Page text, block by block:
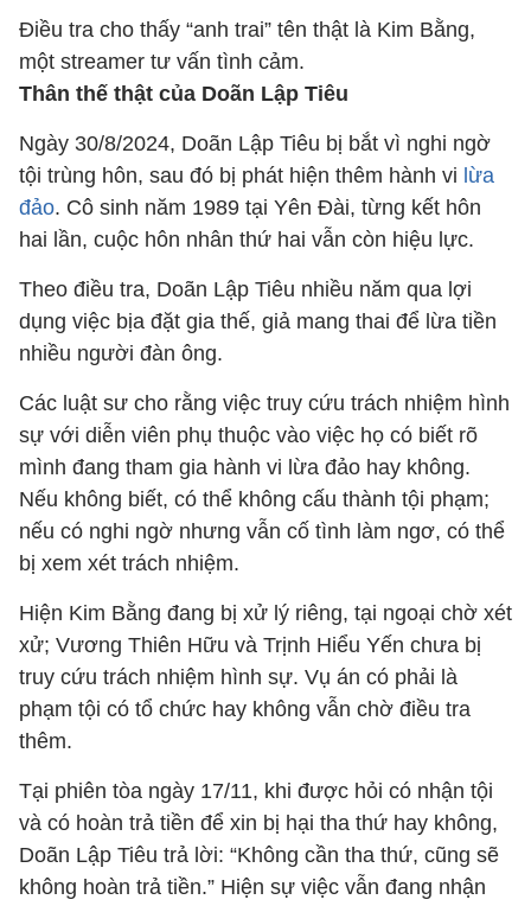
Điều tra cho thấy “anh trai” tên thật là Kim Bằng,
một streamer tư vấn tình cảm.
Thân thế thật của Doãn Lập Tiêu
Ngày 30/8/2024, Doãn Lập Tiêu bị bắt vì nghi ngờ
tội trùng hôn, sau đó bị phát hiện thêm hành vi lừa
đảo. Cô sinh năm 1989 tại Yên Đài, từng kết hôn
hai lần, cuộc hôn nhân thứ hai vẫn còn hiệu lực.
Theo điều tra, Doãn Lập Tiêu nhiều năm qua lợi
dụng việc bịa đặt gia thế, giả mang thai để lừa tiền
nhiều người đàn ông.
Các luật sư cho rằng việc truy cứu trách nhiệm hình
sự với diễn viên phụ thuộc vào việc họ có biết rõ
mình đang tham gia hành vi lừa đảo hay không.
Nếu không biết, có thể không cấu thành tội phạm;
nếu có nghi ngờ nhưng vẫn cố tình làm ngơ, có thể
bị xem xét trách nhiệm.
Hiện Kim Bằng đang bị xử lý riêng, tại ngoại chờ xét
xử; Vương Thiên Hữu và Trịnh Hiểu Yến chưa bị
truy cứu trách nhiệm hình sự. Vụ án có phải là
phạm tội có tổ chức hay không vẫn chờ điều tra
thêm.
Tại phiên tòa ngày 17/11, khi được hỏi có nhận tội
và có hoàn trả tiền để xin bị hại tha thứ hay không,
Doãn Lập Tiêu trả lời: “Không cần tha thứ, cũng sẽ
không hoàn trả tiền.” Hiện sự việc vẫn đang nhận